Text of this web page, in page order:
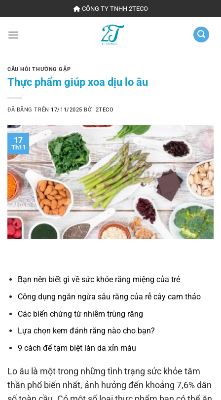
đến
nội
CÔNG TY TNHH 2TECO
CÂU HỎI THƯỜNG GẶP
Thực phẩm giúp xoa dịu lo âu
ĐÃ ĐĂNG TRÊN 17/11/2025 BỞI 2TECO
17
Th11
Bạn nên biết gì về sức khỏe răng miệng của trẻ
Công dụng ngăn ngừa sâu răng của rễ cây cam thảo
Các biến chứng từ nhiễm trùng răng
Lựa chọn kem đánh răng nào cho bạn?
9 cách để tạm biệt làn da xỉn màu
Lo âu là một trong những tình trạng sức khỏe tâm
thần phổ biến nhất, ảnh hưởng đến khoảng 7,6% dân